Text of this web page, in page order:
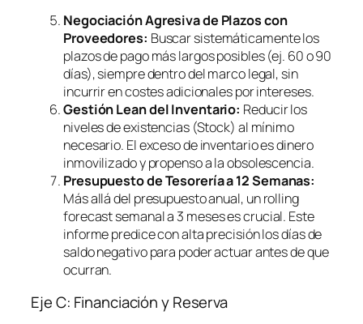
Negociación Agresiva de Plazos con
Proveedores: Buscar sistemáticamente los
plazos de pago más largos posibles (ej. 60 o 90
días), siempre dentro del marco legal, sin
incurrir en costes adicionales por intereses.
Gestión Lean del Inventario: Reducir los
niveles de existencias (Stock) al mínimo
necesario. El exceso de inventario es dinero
inmovilizado y propenso a la obsolescencia.
Presupuesto de Tesorería a 12 Semanas:
Más allá del presupuesto anual, unrolling
forecastsemanal a 3 meses es crucial. Este
informe predice con alta precisión los días de
saldo negativo para poder actuar antes de que
ocurran.
Eje C: Financiación y Reserva